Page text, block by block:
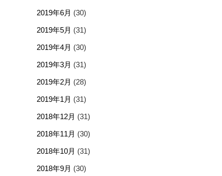
2019年6月 (30)
2019年5月 (31)
2019年4月 (30)
2019年3月 (31)
2019年2月 (28)
2019年1月 (31)
2018年12月 (31)
2018年11月 (30)
2018年10月 (31)
2018年9月 (30)